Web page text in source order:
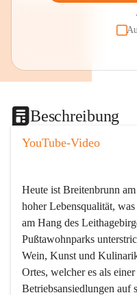
Beschreibung
YouTube-Video
Heute ist Breitenbrunn
hoher Lebensqualität,
am Hang des
Pußtawohnparks
Wein, Kunst und
Ortes, welcher es als
Betriebsansiedlungen auf